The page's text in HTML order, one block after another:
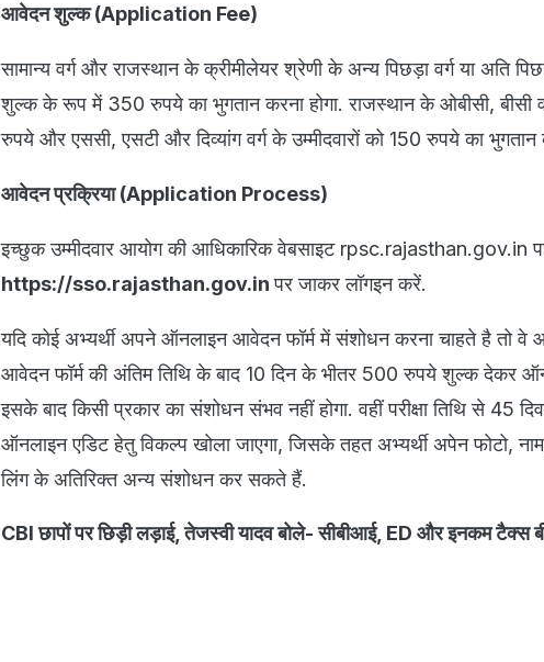
आवेदन शुल्क (Application Fee)
सामान्य वर्ग और राजस्थान के क्रीमीलेयर श्रेणी के अन्य पिछड़ा वर्ग या अति
शुल्‍क के रूप में 350 रुपये का भुगतान करना होगा. राजस्‍थान के ओबीसी, बीसी
रुपये और एससी, एसटी और दिव्यांग वर्ग के उम्‍मीदवारों को 150 रुपये का भुगतान
आवेदन प्रक्रिया (Application Process)
इच्छुक उम्मीदवार आयोग की आधिकारिक वेबसाइट rpsc.rajasthan.gov.in
https://sso.rajasthan.gov.inपर जाकर लॉगइन करें.
यदि कोई अभ्यर्थी अपने ऑनलाइन आवेदन फॉर्म में संशोधन करना चाहते है तो
आवेदन फॉर्म की अंतिम तिथि के बाद 10 दिन के भीतर 500 रुपये शुल्क देकर
इसके बाद किसी प्रकार का संशोधन संभव नहीं होगा. वहीं परीक्षा तिथि से 45
ऑनलाइन एडिट हेतु विकल्प खोला जाएगा, जिसके तहत अभ्यर्थी अपेन फोटो,
लिंग के अतिरिक्त अन्य संशोधन कर सकते हैं.
CBI छापों पर छिड़ी लड़ाई, तेजस्वी यादव बोले- सीबीआई, ED और इनकम टैक्स